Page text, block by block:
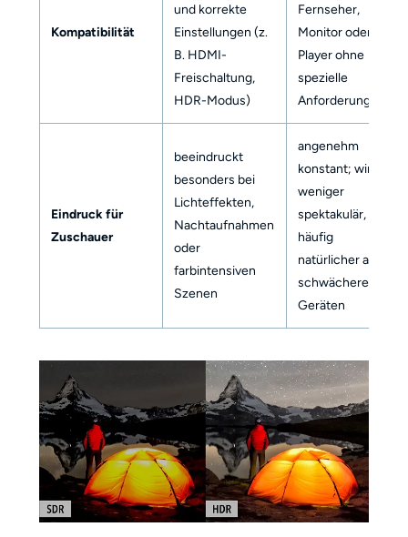
Kompatibilität
und korrekte
Einstellungen (z.
B. HDMI-
Freischaltung,
HDR-Modus)
Fernseher,
Monitor oder
Player ohne
spezielle
Anforderungen
Eindruck für
Zuschauer
beeindruckt
besonders bei
Lichteffekten,
Nachtaufnahmen
oder
farbintensiven
Szenen
angenehm
konstant; wirkt
weniger
spektakulär, aber
häufig
natürlicher auf
schwächeren
Geräten